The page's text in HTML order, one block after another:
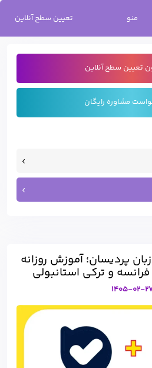
منو تعیین سطح آنلاین
آموزش روزانه انگلیسی، آلمانی،
پردیسان؛ آموزش روزانه
فرانسه و ترکی استانبولی
1405-02-
تعیین سطح آنلاین
مشاوره رایگان